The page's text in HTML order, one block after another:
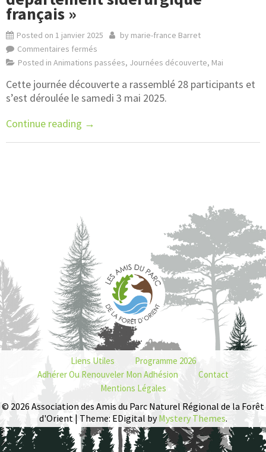
français »
Posted on 1 janvier 2025 by marie-france Barret
Commentaires fermés
Posted in Animations passées, Journées découverte, Mai
Cette journée découverte a rassemblé 28 participants et
s’est déroulée le samedi 3 mai 2025.
Continue reading →
Liens Utiles
Programme 2026
Adhérer Ou Renouveler Mon Adhésion
Contact
Mentions Légales
© 2026 Association des Amis du Parc Naturel Régional de la Forêt
d'Orient | Theme: EDigital byMystery Themes.